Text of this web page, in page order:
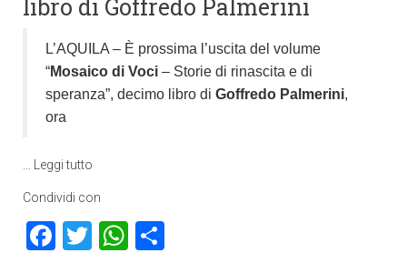
libro di Goffredo Palmerini
L’AQUILA – È prossima l’uscita del volume
“Mosaico di Voci – Storie di rinascita e di
speranza”, decimo libro di Goffredo Palmerini,
ora
Leggi tutto
Condividi con
Facebook
TwitterWhatsApp